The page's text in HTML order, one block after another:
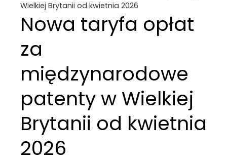
Wielkiej Brytanii od kwietnia 2026
Nowa taryfa opłat
za
międzynarodowe
patenty w Wielkiej
Brytanii od kwietnia
2026